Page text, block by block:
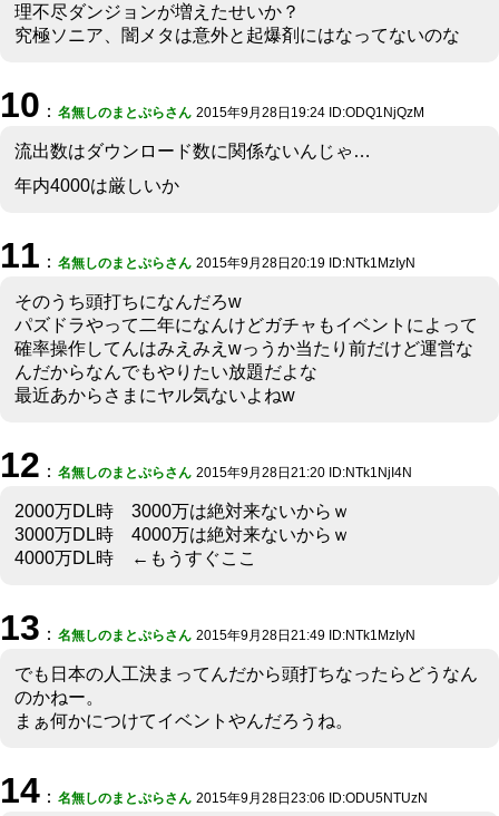
理不尽ダンジョンが増えたせいか？
究極ソニア、闇メタは意外と起爆剤にはなってないのな
10 ： 名無しのまとぷらさん 2015年9月28日19:24 ID:ODQ1NjQzM
流出数はダウンロード数に関係ないんじゃ…
年内4000は厳しいか
11 ： 名無しのまとぷらさん 2015年9月28日20:19 ID:NTk1MzIyN
そのうち頭打ちになんだろw
パズドラやって二年になんけどガチャもイベントによって
確率操作してんはみえみえwっうか当たり前だけど運営な
んだからなんでもやりたい放題だよな
最近あからさまにヤル気ないよねw
12 ： 名無しのまとぷらさん 2015年9月28日21:20 ID:NTk1NjI4N
2000万DL時 3000万は絶対来ないからｗ
3000万DL時 4000万は絶対来ないからｗ
4000万DL時 ←もうすぐここ
13 ： 名無しのまとぷらさん 2015年9月28日21:49 ID:NTk1MzIyN
でも日本の人工決まってんだから頭打ちなったらどうなん
のかねー。
まぁ何かにつけてイベントやんだろうね。
14 ： 名無しのまとぷらさん 2015年9月28日23:06 ID:ODU5NTUzN